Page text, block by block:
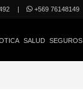
| +569 76148149
SALUD SEGUROS